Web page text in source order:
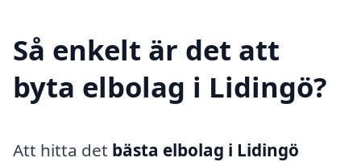
Så enkelt är det att
byta elbolag i Lidingö?
Att hitta det bästa elbolag i Lidingö